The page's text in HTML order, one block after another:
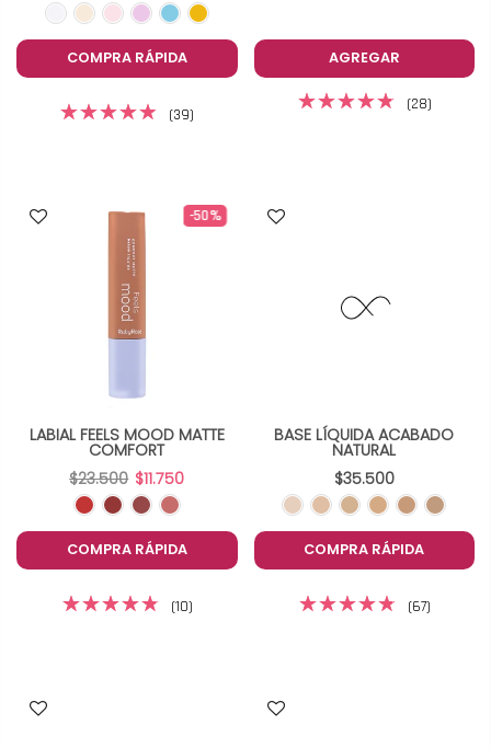
COMPRA RÁPIDA
(39)
AGREGAR
(28)
-50%
LABIAL FEELS MOOD MATTE
COMFORT
$23.500 $11.750
COMPRA RÁPIDA
(10)
BASE LÍQUIDA ACABADO
NATURAL
$35.500
COMPRA RÁPIDA
(67)